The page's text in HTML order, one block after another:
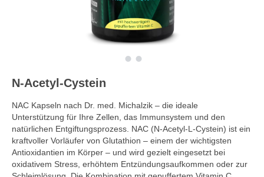
N-Acetyl-Cystein
NAC Kapseln nach Dr. med. Michalzik – die ideale
Unterstützung für Ihre Zellen, das Immunsystem und den
natürlichen Entgiftungsprozess. NAC (N-Acetyl-L-Cystein) ist ein
kraftvoller Vorläufer von Glutathion – einem der wichtigsten
Antioxidantien im Körper – und wird gezielt eingesetzt bei
oxidativem Stress, erhöhtem Entzündungsaufkommen oder zur